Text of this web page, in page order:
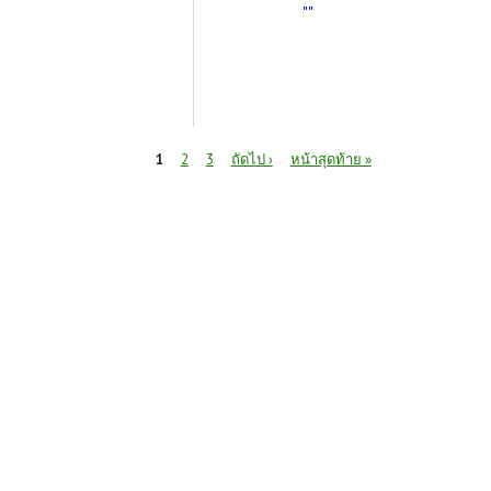
""
1 2 3 ถัดไป › หน้าสุดท้าย »